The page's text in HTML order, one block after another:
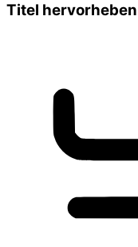
Titel hervorheben